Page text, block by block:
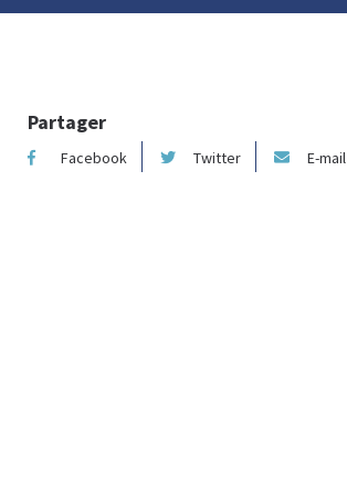
Partager
Facebook Twitter E-mail